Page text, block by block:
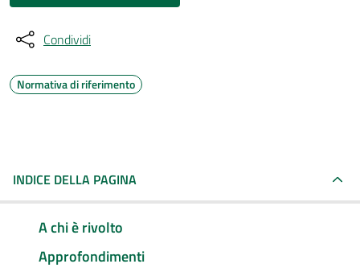
Condividi
Normativa di riferimento
INDICE DELLA PAGINA
A chi è rivolto
Approfondimenti